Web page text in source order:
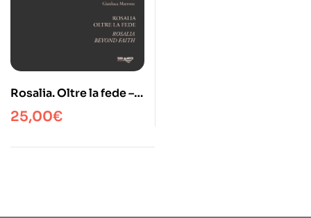
Rosalia. Oltre la fede –
Rosalia. Beyond faith
25,00€